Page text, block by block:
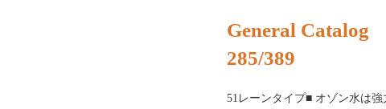
General Catalog
285/389
51レーンタイプ■ オゾン水は